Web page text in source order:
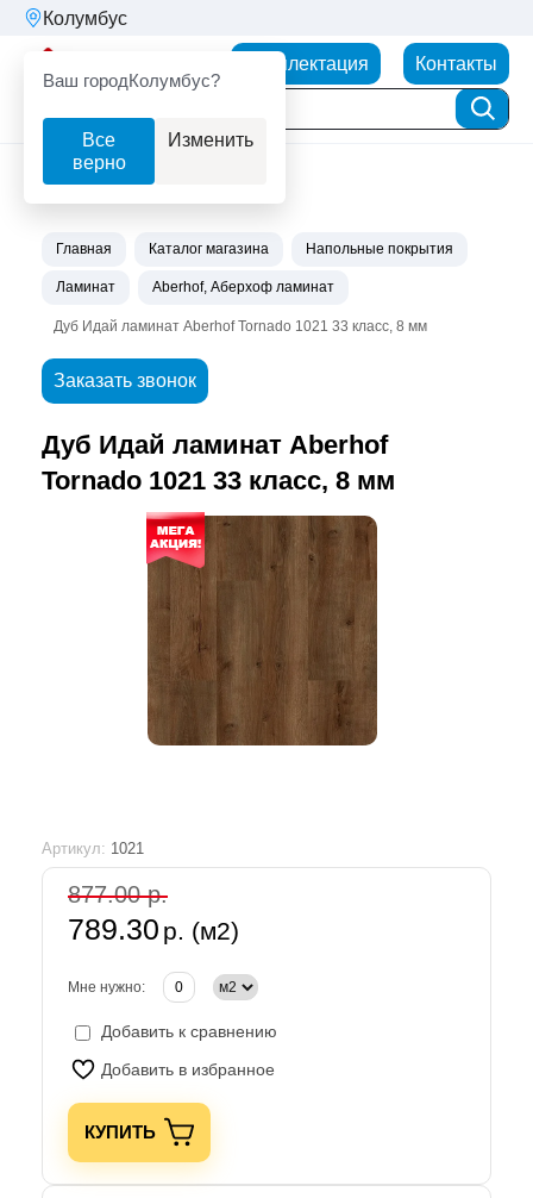
Колумбус
Ваш городКолумбус?
Все
верно
Изменить
Комплектация Контакты
Главная Каталог магазина Напольные покрытия
Ламинат Aberhof, Аберхоф ламинат
Дуб Идай ламинат Aberhof Tornado 1021 33 класс, 8 мм
Заказать звонок
Дуб Идай ламинат Aberhof
Tornado 1021 33 класс, 8 мм
Артикул: 1021
877.00 р.
789.30 р. (м2)
Мне нужно:
Добавить к сравнению
Добавить в избранное
КУПИТЬ